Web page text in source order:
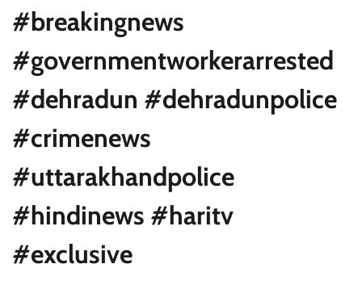
#breakingnews
#governmentworkerarrested
#dehradun #dehradunpolice
#crimenews
#uttarakhandpolice
#hindinews #haritv
#exclusive